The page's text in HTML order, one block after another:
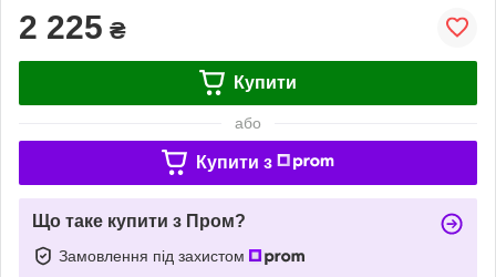
2 225 ₴
Купити
або
Купити з
Що таке купити з Пром?
Замовлення під захистом